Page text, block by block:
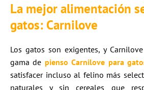
La mejor alimentación
gatos: Carnilove
Los gatos son exigentes, y
gama de pienso Carnilove para
satisfacer incluso al felino más
naturales y sin cereales que